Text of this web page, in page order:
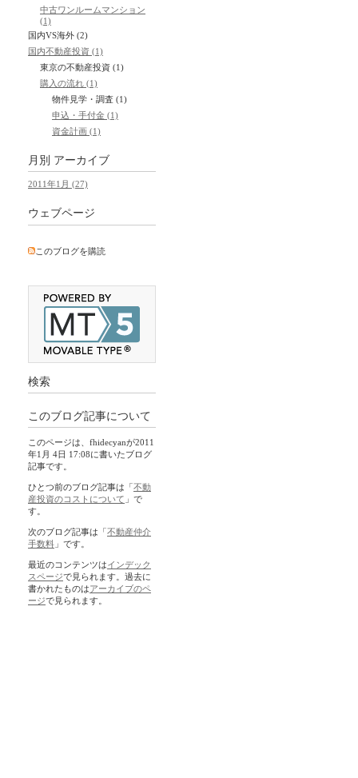
中古ワンルームマンション
(1)
国内VS海外 (2)
国内不動産投資 (1)
東京の不動産投資 (1)
購入の流れ (1)
物件見学・調査 (1)
申込・手付金 (1)
資金計画 (1)
月別 アーカイブ
2011年1月 (27)
ウェブページ
このブログを購読
検索
このブログ記事について
このページは、fhidecyanが2011
年1月 4日 17:08に書いたブログ
記事です。
ひとつ前のブログ記事は「不動
産投資のコストについて 」で
す。
次のブログ記事は「不動産仲介
手数料 」です。
最近のコンテンツはインデック
スページで見られます。過去に
書かれたものはアーカイブのペ
ージで見られます。